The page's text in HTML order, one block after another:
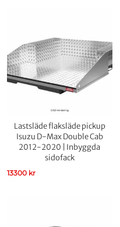
Lastsläde flaksläde pickup
Isuzu D-Max Double Cab
2012-2020 | Inbyggda
sidofack
13300 kr